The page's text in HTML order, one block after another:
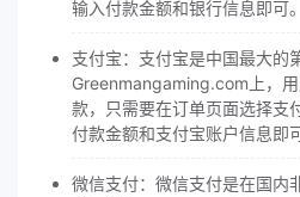
输入付款金额和银行信息即可。
支付宝：支付宝是中国最大的
Greenmangaming.com上，
款，只需要在订单页面选择支
付款金额和支付宝账户信息即可
微信支付：微信支付是在国内